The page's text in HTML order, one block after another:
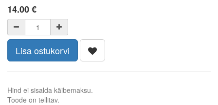
14.00€
Lisa ostukorvi
Hind ei sisalda käibemaksu.
Toode on tellitav.